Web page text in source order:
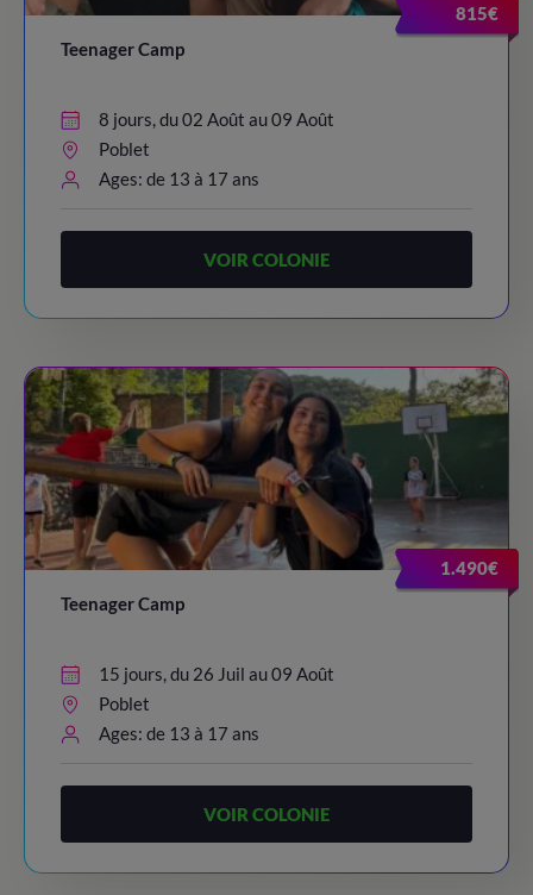
815€
Teenager Camp
8 jours, du 02 Août au 09 Août
Poblet
Ages: de 13 à 17 ans
VOIR COLONIE
1.490€
Teenager Camp
15 jours, du 26 Juil au 09 Août
Poblet
Ages: de 13 à 17 ans
VOIR COLONIE